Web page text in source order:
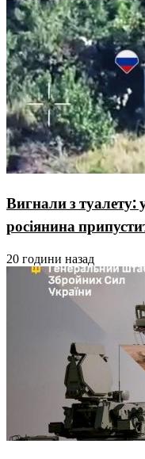
Вигнали з туалету:
росіянина
20 години назад